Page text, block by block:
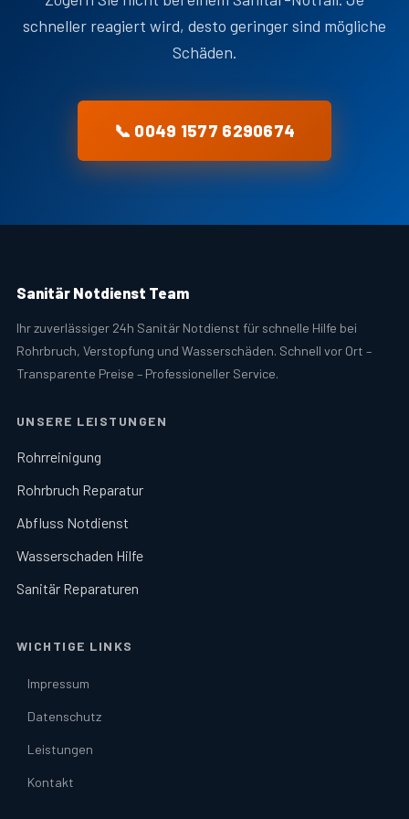
schneller reagiert wird, desto geringer sind mögliche
Schäden.
📞 0049 1577 6290674
Sanitär Notdienst Team
Ihr zuverlässiger 24h Sanitär Notdienst für schnelle Hilfe bei
Rohrbruch, Verstopfung und Wasserschäden. Schnell vor Ort –
Transparente Preise – Professioneller Service.
UNSERE LEISTUNGEN
Rohrreinigung
Rohrbruch Reparatur
Abfluss Notdienst
Wasserschaden Hilfe
Sanitär Reparaturen
WICHTIGE LINKS
Impressum
Datenschutz
Leistungen
Kontakt